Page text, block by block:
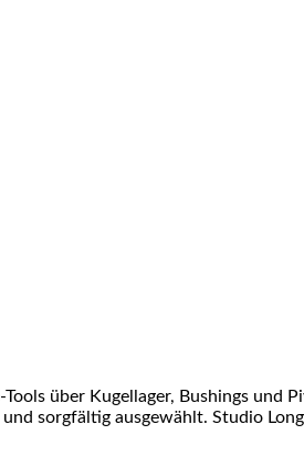
über Kugellager, Bushings und
sorgfältig ausgewählt. Studio